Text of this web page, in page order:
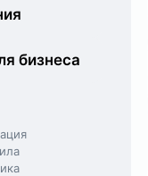
бизнеса